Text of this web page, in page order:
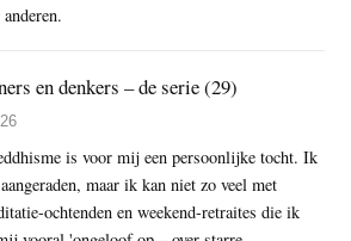
en denkers – de serie (29)
is voor mij een persoonlijke tocht. Ik
maar ik kan niet zo veel met
ochtenden en weekend-retraites die ik